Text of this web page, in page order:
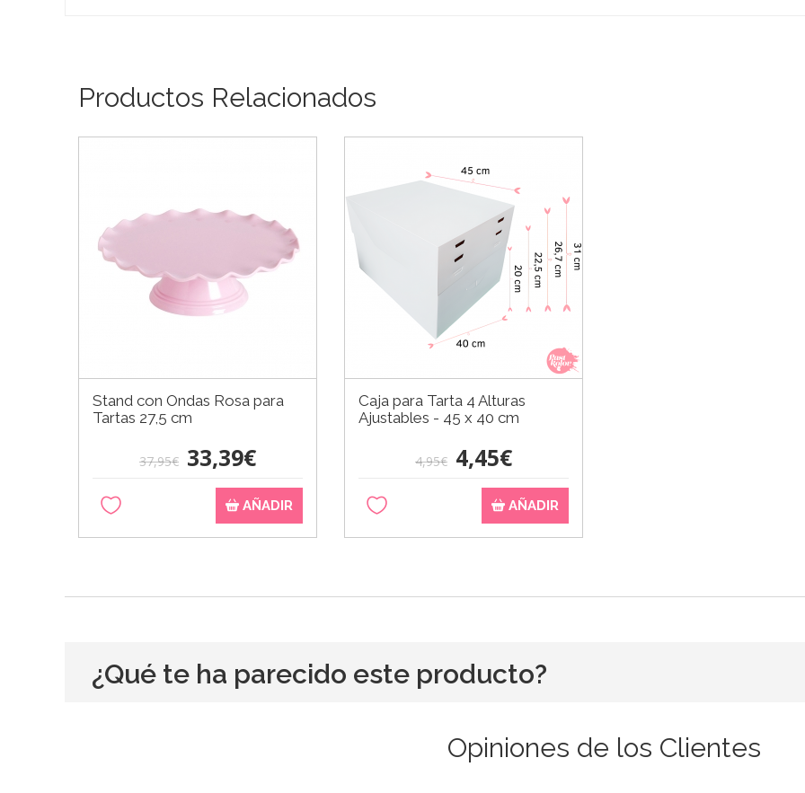
Productos Relacionados
Stand con Ondas Rosa para
Tartas 27,5 cm
37,95€ 33,39€
AÑADIR
Caja para Tarta 4 Alturas
Ajustables - 45 x 40 cm
4,95€ 4,45€
AÑADIR
¿Qué te ha parecido este producto?
Opiniones de los Clientes